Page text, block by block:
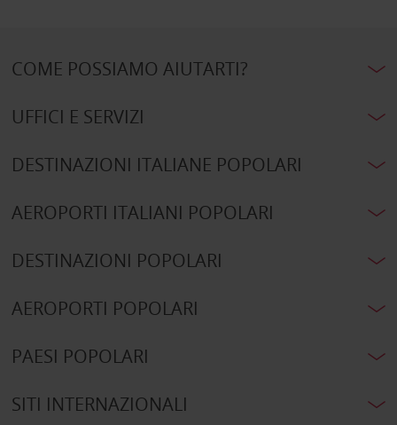
COME POSSIAMO AIUTARTI?
UFFICI E SERVIZI
DESTINAZIONI ITALIANE POPOLARI
AEROPORTI ITALIANI POPOLARI
DESTINAZIONI POPOLARI
AEROPORTI POPOLARI
PAESI POPOLARI
SITI INTERNAZIONALI